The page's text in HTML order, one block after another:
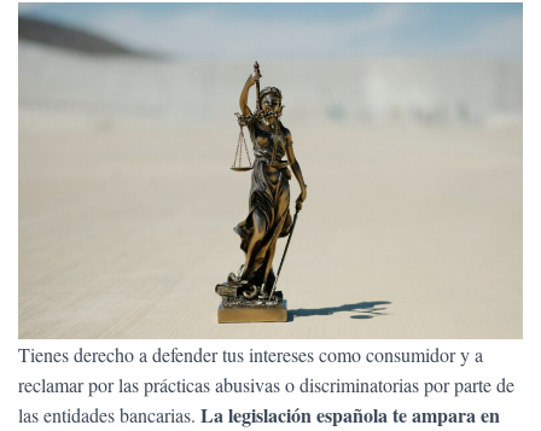
Tienes derecho a defender tus intereses como consumidor y a
reclamar por las prácticas abusivas o discriminatorias por parte de
las entidades bancarias. La legislación española te ampara en